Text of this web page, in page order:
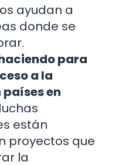
ayudan a
donde se
para
a la
en
están
proyectos que
la